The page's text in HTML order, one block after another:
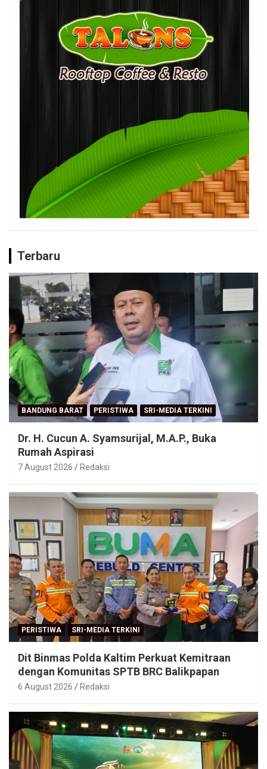
Terbaru
BANDUNG BARAT PERISTIWA SRI-MEDIA TERKINI
Dr. H. Cucun A. Syamsurijal, M.A.P., Buka
Rumah Aspirasi
7 August 2026 Redaksi
PERISTIWA SRI-MEDIA TERKINI
Dit Binmas Polda Kaltim Perkuat Kemitraan
dengan Komunitas SPTB BRC Balikpapan
6 August 2026 Redaksi